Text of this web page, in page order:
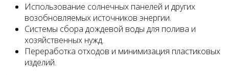
Использование солнечных панелей и других
возобновляемых источников энергии.
Системы сбора дождевой воды для полива и
хозяйственных нужд.
Переработка отходов и минимизация пластиковых
изделий.